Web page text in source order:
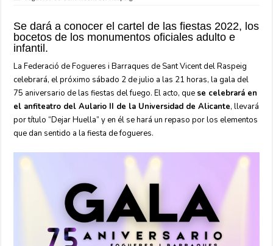
Se dará a conocer el cartel de las fiestas 2022, los
bocetos de los monumentos oficiales adulto e
infantil.
La Federació de Fogueres i Barraques de Sant Vicent del Raspeig
celebrará, el próximo sábado 2 de julio a las 21 horas, la gala del
75 aniversario de las fiestas del fuego. El acto, que se celebrará en
el anfiteatro del Aulario II de la Universidad de Alicante, llevará
por título “Dejar Huella” y en él se hará un repaso por los elementos
que dan sentido a la fiesta de fogueres.